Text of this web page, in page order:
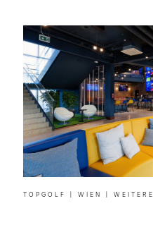
TOPGOLF | WIEN | WEITERE